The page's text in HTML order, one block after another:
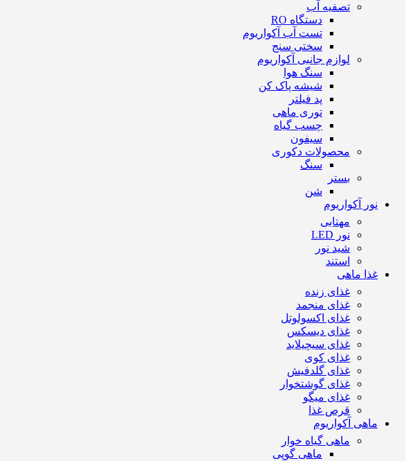
تصفیه آب
دستگاه RO
تست آب آکواریوم
سختی سنج
لوازم جانبی آکواریوم
سنگ هوا
شیشه پاک کن
پد فیلتر
توری ماهی
چسب گیاه
سیفون
محصولات دکوری
سنگ
بستر
شن
نور آکواریوم
مهتابی
نور LED
شید نور
استند
غذا ماهی
غذای زنده
غذای منجمد
غذای اکسولوتل
غذای دیسکس
غذای سیچیلاید
غذای کوی
غذای گلدفیش
غذای گوشتخوار
غذای میگو
قرص غذا
ماهی آکواریوم
ماهی گیاه خوار
ماهی گوپی